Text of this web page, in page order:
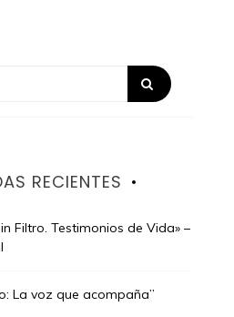
RECIENTES
Filtro. Testimonios de Vida» –
La voz que acompaña”